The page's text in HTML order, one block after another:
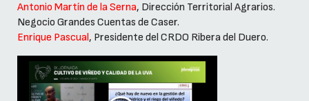
Antonio Martín de la Serna, Dirección Territorial Agrarios.
Negocio Grandes Cuentas de Caser.
Enrique Pascual, Presidente del CRDO Ribera del Duero.